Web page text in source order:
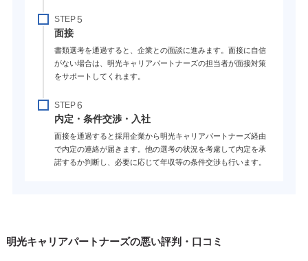
STEP
面接
書類選考を通過すると、企業との面談に進みます。面接に自信
がない場合は、明光キャリアパートナーズの担当者が面接対策
をサポートしてくれます。
STEP
内定・条件交渉・入社
面接を通過すると採用企業から明光キャリアパートナーズ経由
で内定の連絡が届きます。他の選考の状況を考慮して内定を承
諾するか判断し、必要に応じて年収等の条件交渉も行います。
明光キャリアパートナーズの悪い評判・口コミ